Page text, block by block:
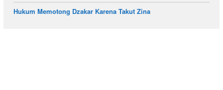
Hukum Memotong Dzakar Karena Takut Zina